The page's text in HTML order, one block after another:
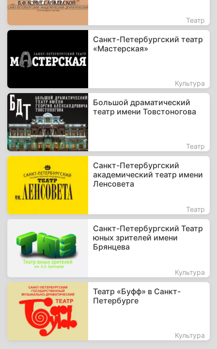
Театр
Санкт-Петербургский театр
«Мастерская»
Культура
Большой драматический
театр имени Товстоногова
Театр
Санкт-Петербургский
академический театр имени
Ленсовета
Театр
Санкт-Петербургский Театр
юных зрителей имени
Брянцева
Культура
Театр «Буфф» в Санкт-
Петербурге
Культура